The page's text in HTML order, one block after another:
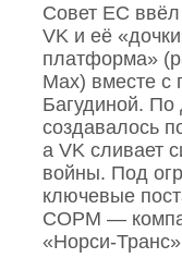
Совет ЕС ввёл
VK и её
платформа»
Max) вместе с
Багудиной.
создавалось
а VK сливает
войны. Под
ключевые
СОРМ —